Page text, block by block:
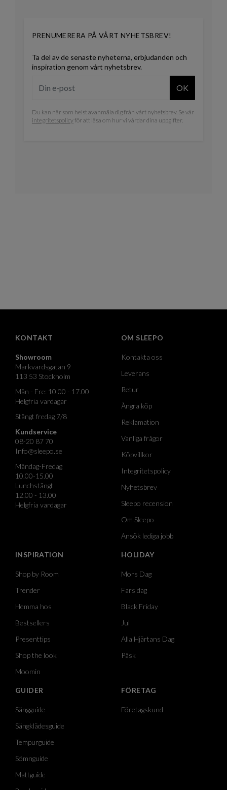
PRENUMERERA PÅ VÅRT NYHETSBREV!
Ta del av de senaste nyheterna, erbjudanden och
inspiration genom vårt nyhetsbrev.
OK
Du kan när som helst avanmäla dig från vårt nyhetsbrev. Se vår
integritetspolicyför att läsa om hur vi vårdar dina uppgifter.
KONTAKT
Showroom
Markvardsgatan 9
113 53 Stockholm
Mån - Fre: 10.00 - 17.00
Helgfria vardagar
Stängt fredag 7/8
Kundservice
08-20 87 70
Info@sleepo.se
Måndag-Fredag
10.00-15.00
Lunchstängt
12.00 - 13.00
Helgfria vardagar
OM SLEEPO
Kontakta oss
Leverans
Retur
Ångra köp
Reklamation
Vanliga frågor
Köpvillkor
Integritetspolicy
Nyhetsbrev
Sleepo recension
Om Sleepo
Ansök lediga jobb
INSPIRATION
Shop by Room
Trender
Hemma hos
Bestsellers
Presenttips
Shop the look
Moomin
HOLIDAY
Mors Dag
Fars dag
Black Friday
Jul
Alla Hjärtans Dag
Påsk
GUIDER
Sängguide
Sängklädesguide
Tempurguide
Sömnguide
Mattguide
FÖRETAG
Företagskund